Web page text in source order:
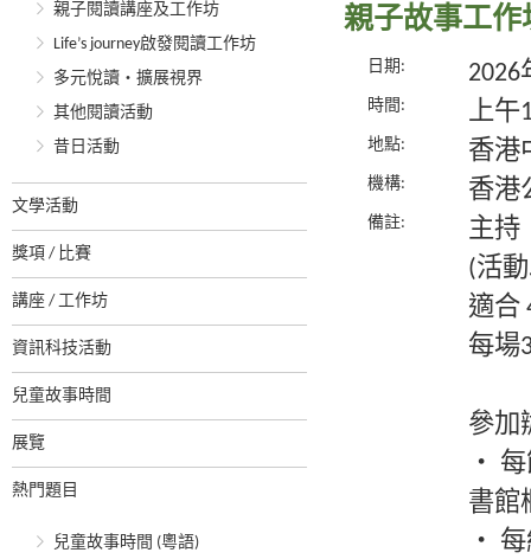
親子閱讀講座及工作坊
Life’s journey啟發閱讀工作坊
多元悅讀‧擴展視界
其他閱讀活動
昔日活動
文學活動
獎項 / 比賽
講座 / 工作坊
資訊科技活動
兒童故事時間
展覽
熱門題目
兒童故事時間 (粵語)
親子故事工作
日期: 2026
時間: 上午
地點: 香港
機構: 香港
備註:
主持
(活
適合
每場
參加
‧ 每
書館
‧ 每